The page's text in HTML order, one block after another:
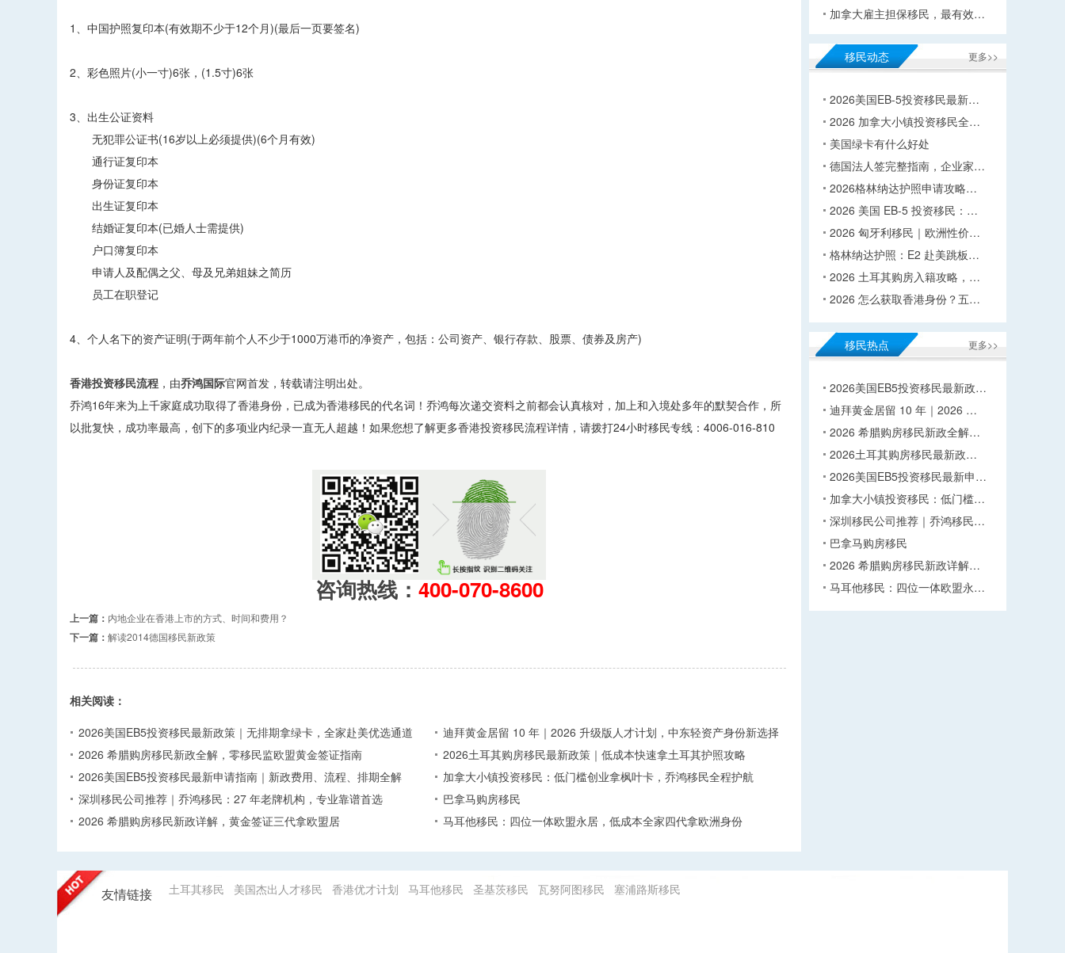
1、中国护照复印本(有效期不少于12个月)(最后一页要签名)
2、彩色照片(小一寸)6张，(1.5寸)6张
3、出生公证资料
无犯罪公证书(16岁以上必须提供)(6个月有效)
通行证复印本
身份证复印本
出生证复印本
结婚证复印本(已婚人士需提供)
户口簿复印本
申请人及配偶之父、母及兄弟姐妹之简历
员工在职登记
4、个人名下的资产证明(于两年前个人不少于1000万港币的净资产，包括：公司资产、银行存款、股票、债券及房产)
香港投资移民流程 ，由乔鸿国际官网首发，转载请注明出处。
乔鸿16年来为上千家庭成功取得了香港身份，已成为香港移民的代名词！乔鸿每次递交资料之前都会认真核对，加上和入境处多年的默契合作，所
以批复快，成功率最高，创下的多项业内纪录一直无人超越！如果您想了解更多香港投资移民流程详情，请拨打24小时移民专线：4006-016-810
咨询热线： 400-070-8600
上一篇： 内地企业在香港上市的方式、时间和费用？
下一篇： 解读2014德国移民新政策
相关阅读：
2026美国EB5投资移民最新政策｜无排期拿绿卡，全家赴美优选通道
迪拜黄金居留 10 年｜2026 升级版人才计划，中东轻资产身份新选择
2026 希腊购房移民新政全解，零移民监欧盟黄金签证指南
2026土耳其购房移民最新政策｜低成本快速拿土耳其护照攻略
2026美国EB5投资移民最新申请指南｜新政费用、流程、排期全解
加拿大小镇投资移民：低门槛创业拿枫叶卡，乔鸿移民全程护航
深圳移民公司推荐｜乔鸿移民：27 年老牌机构，专业靠谱首选
巴拿马购房移民
2026 希腊购房移民新政详解，黄金签证三代拿欧盟居
马耳他移民：四位一体欧盟永居，低成本全家四代拿欧洲身份
加拿大雇主担保移民，最有效…
更多>>
移民动态
2026美国EB-5投资移民最新…
2026 加拿大小镇投资移民全…
美国绿卡有什么好处
德国法人签完整指南，企业家…
2026格林纳达护照申请攻略…
2026 美国 EB-5 投资移民：…
2026 匈牙利移民｜欧洲性价…
格林纳达护照：E2 赴美跳板…
2026 土耳其购房入籍攻略，…
2026 怎么获取香港身份？五…
更多>>
移民热点
2026美国EB5投资移民最新政…
迪拜黄金居留 10 年｜2026 …
2026 希腊购房移民新政全解…
2026土耳其购房移民最新政…
2026美国EB5投资移民最新申…
加拿大小镇投资移民：低门槛…
深圳移民公司推荐｜乔鸿移民…
巴拿马购房移民
2026 希腊购房移民新政详解…
马耳他移民：四位一体欧盟永…
友情链接 土耳其移民 美国杰出人才移民 香港优才计划 马耳他移民 圣基茨移民 瓦努阿图移民 塞浦路斯移民